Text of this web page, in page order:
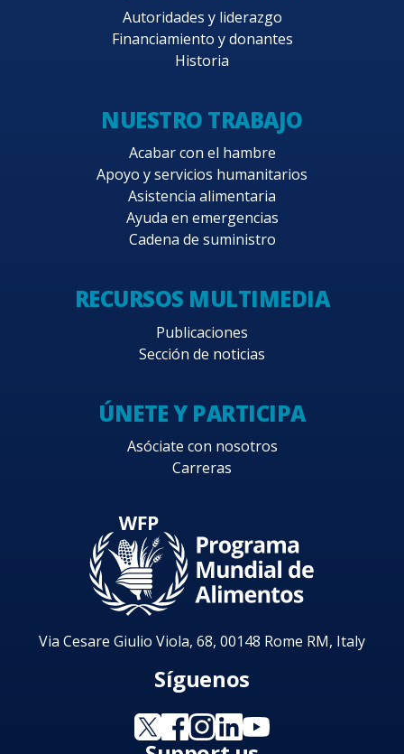
Autoridades y liderazgo
Financiamiento y donantes
Historia
NUESTRO TRABAJO
Acabar con el hambre
Apoyo y servicios humanitarios
Asistencia alimentaria
Ayuda en emergencias
Cadena de suministro
RECURSOS MULTIMEDIA
Publicaciones
Sección de noticias
ÚNETE Y PARTICIPA
Asóciate con nosotros
Carreras
Via Cesare Giulio Viola, 68, 00148 Rome RM, Italy
Síguenos